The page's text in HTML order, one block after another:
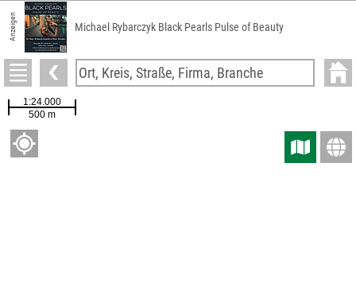
Anzeigen Michael Rybarczyk Black Pearls Pulse of Beauty